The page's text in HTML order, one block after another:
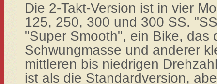
Die 2-Takt-Version ist in vier
125, 250, 300 und 300 SS.
"Super Smooth", ein Bike, das
Schwungmasse und anderer
mittleren bis niedrigen Dre
ist als die Standardversion,